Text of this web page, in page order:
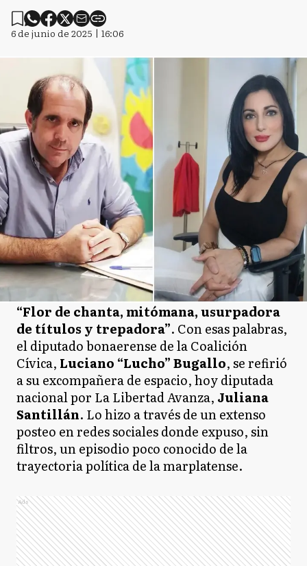
6 de junio de 2025 | 16:06
“Flor de chanta, mitómana, usurpadora
de títulos y trepadora”. Con esas palabras,
el diputado bonaerense de la Coalición
Cívica, Luciano “Lucho” Bugallo, se refirió
a su excompañera de espacio, hoy diputada
nacional por La Libertad Avanza, Juliana
Santillán. Lo hizo a través de un extenso
posteo en redes sociales donde expuso, sin
filtros, un episodio poco conocido de la
trayectoria política de la marplatense.
Ads